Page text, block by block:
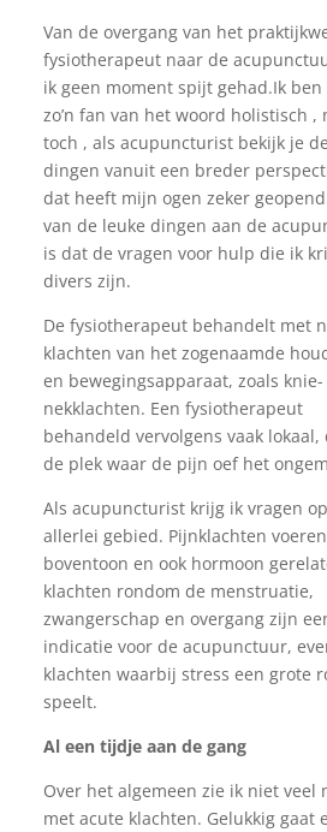
Van de overgang van het
fysiotherapeut naar de
ik geen moment spijt gehad.Ik
zo’n fan van het woord holistisch ,
toch , als acupuncturist bekijk je de
dingen vanuit een breder
dat heeft mijn ogen zeker
van de leuke dingen aan de
is dat de vragen voor hulp die ik
divers zijn.
De fysiotherapeut behandelt met
klachten van het zogenaamde
en bewegingsapparaat, zoals
nekklachten. Een fysiotherapeut
behandeld vervolgens vaak lokaal,
de plek waar de pijn oef het
Als acupuncturist krijg ik vragen op
allerlei gebied. Pijnklachten
boventoon en ook hormoon
klachten rondom de menstruatie,
zwangerschap en overgang zijn
indicatie voor de acupunctuur,
klachten waarbij stress een grote
speelt.
Al een tijdje aan de gang
Over het algemeen zie ik niet veel
met acute klachten. Gelukkig gaat